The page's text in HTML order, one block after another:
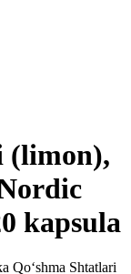
(limon),
kapsula
Qo‘shma Shtatlari